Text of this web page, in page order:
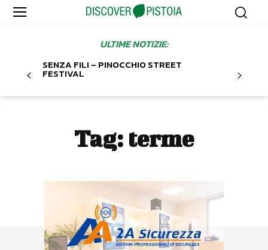
ULTIME NOTIZIE:
SENZA FILI – PINOCCHIO STREET
FESTIVAL
Tag: terme